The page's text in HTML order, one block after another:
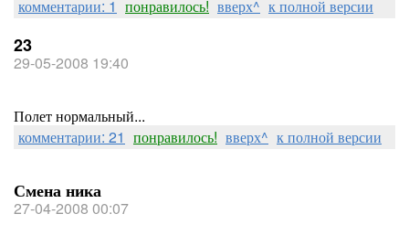
комментарии: 1 понравилось! вверх^ к полной версии
23
29-05-2008 19:40
Полет нормальный...
комментарии: 21 понравилось! вверх^ к полной версии
Смена ника
27-04-2008 00:07